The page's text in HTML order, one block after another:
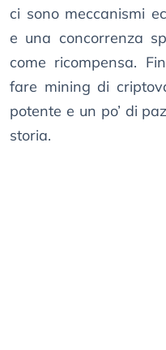
ci sono meccanismi
e una concorrenza
come ricompensa.
fare mining di
potente e un po’ di
storia.